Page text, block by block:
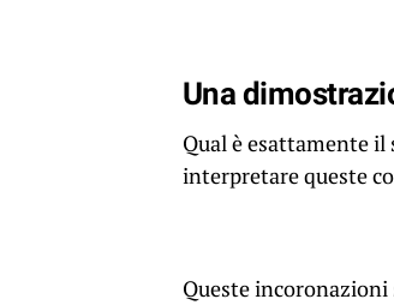
Una
Qual è esattamente
interpretare queste
Queste